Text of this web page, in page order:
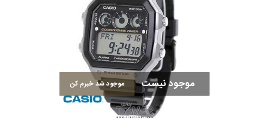
موجود نیست موجود شد خبرم کن